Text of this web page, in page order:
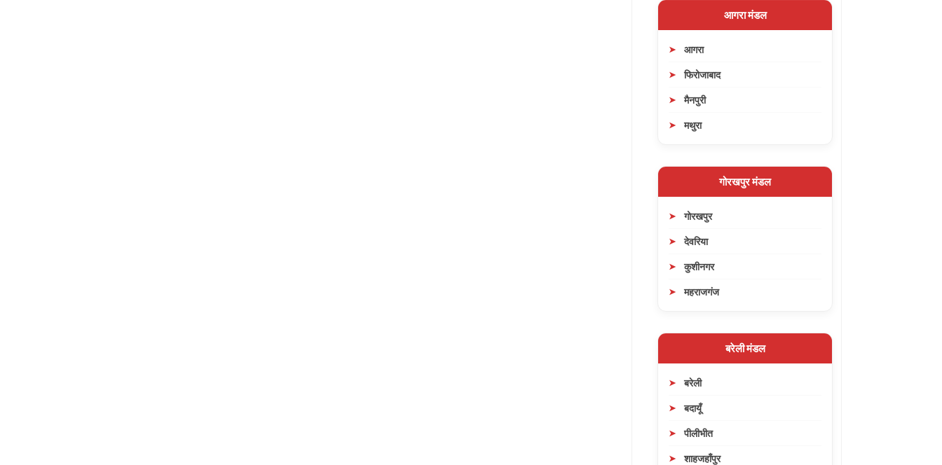
आगरा मंडल
आगरा
फिरोजाबाद
मैनपुरी
मथुरा
गोरखपुर मंडल
गोरखपुर
देवरिया
कुशीनगर
महराजगंज
बरेली मंडल
बरेली
बदायूँ
पीलीभीत
शाहजहाँपुर